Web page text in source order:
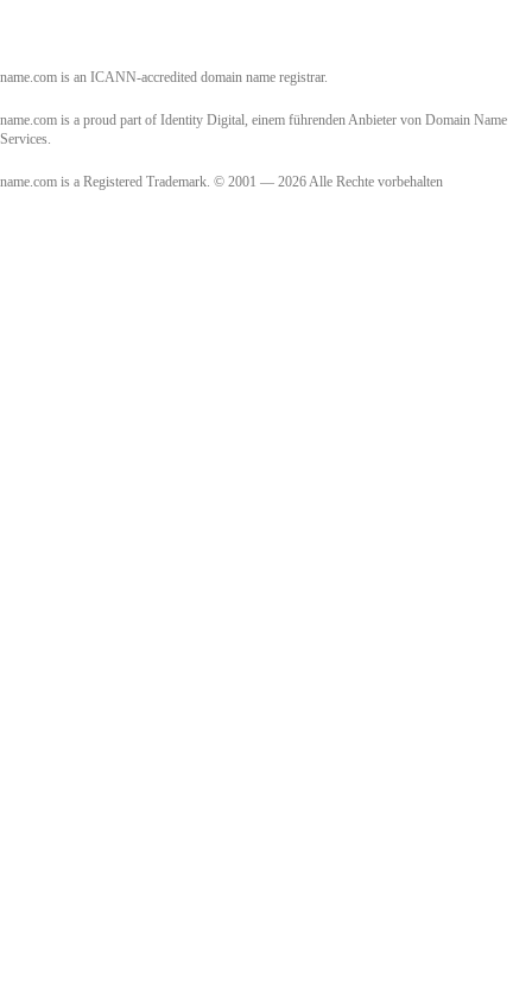
name.com is an ICANN-accredited domain name registrar.
name.com is a proud part of Identity Digital, einem führenden Anbieter von Domain Name
Services.
name.com is a Registered Trademark. © 2001 — 2026 Alle Rechte vorbehalten